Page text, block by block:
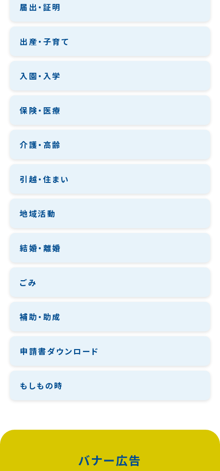
届出・証明
出産・子育て
入園・入学
保険・医療
介護・高齢
引越・住まい
地域活動
結婚・離婚
ごみ
補助・助成
申請書ダウンロード
もしもの時
バナー広告